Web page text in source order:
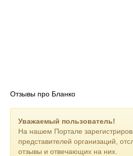
Отзывы про Бланко
Уважаемый пользователь!
На нашем Портале
представителей организаций,
отзывы и отвечающих на них.